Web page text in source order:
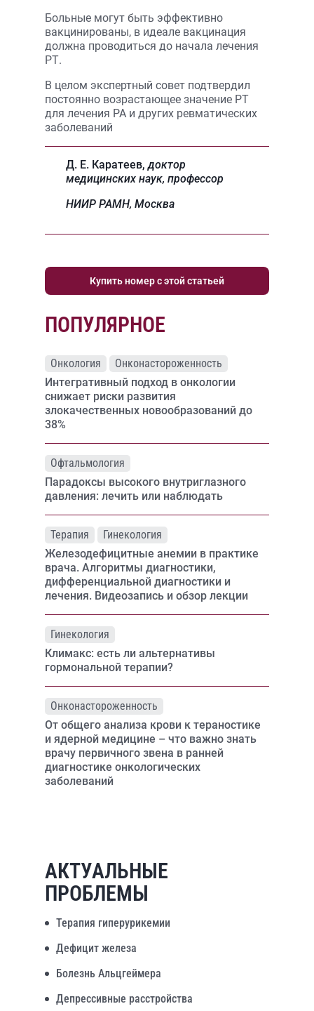
Больные могут быть эффективно
вакцинированы, в идеале вакцинация
должна проводиться до начала лечения
РТ.
В целом экспертный совет подтвердил
постоянно возрастающее значение РТ
для лечения РА и других ревматических
заболеваний
Д. Е. Каратеев,доктор
медицинских наук, профессор
НИИР РАМН, Москва
Купить номер с этой статьей
ПОПУЛЯРНОЕ
Онкология
Онконастороженность
Интегративный подход в онкологии
снижает риски развития
злокачественных новообразований до
38%
Офтальмология
Парадоксы высокого внутриглазного
давления: лечить или наблюдать
Терапия
Гинекология
Железодефицитные анемии в практике
врача. Алгоритмы диагностики,
дифференциальной диагностики и
лечения. Видеозапись и обзор лекции
Гинекология
Климакс: есть ли альтернативы
гормональной терапии?
Онконастороженность
От общего анализа крови к тераностике
и ядерной медицине – что важно знать
врачу первичного звена в ранней
диагностике онкологических
заболеваний
АКТУАЛЬНЫЕ
ПРОБЛЕМЫ
Терапия гиперурикемии
Дефицит железа
Болезнь Альцгеймера
Депрессивные расстройства